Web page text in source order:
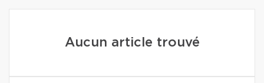
Aucun article trouvé